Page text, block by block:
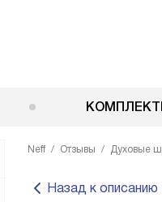
Neff Отзывы Духовые
Назад к описанию